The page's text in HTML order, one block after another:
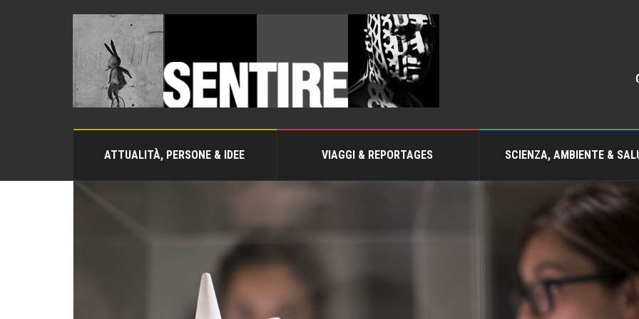
ATTUALITÀ, PERSONE & IDEE VIAGGI & REPORTAGES SCIENZA, AMBIENTE &